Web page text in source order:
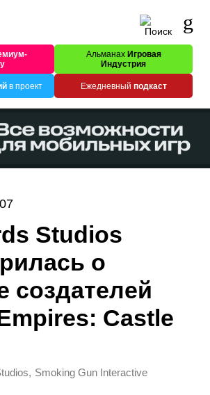
Альманах Игровая
Индустрия
в проект Ежедневный подкаст
Studios
о
создателей
Castle
, Smoking Gun Interactive